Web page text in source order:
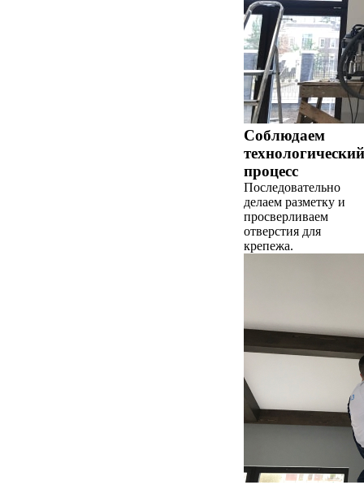
Соблюдаем
технологический
процесс
Последовательно
делаем разметку и
просверливаем
отверстия для
крепежа.